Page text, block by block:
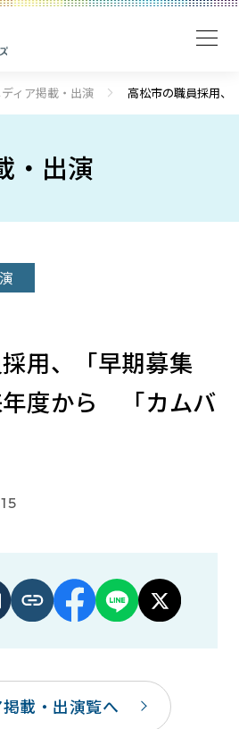
ディア掲載・出演 高松市の職員採用
・出演
用、「早期募集
度から 「カムバ
載・出演覧へ